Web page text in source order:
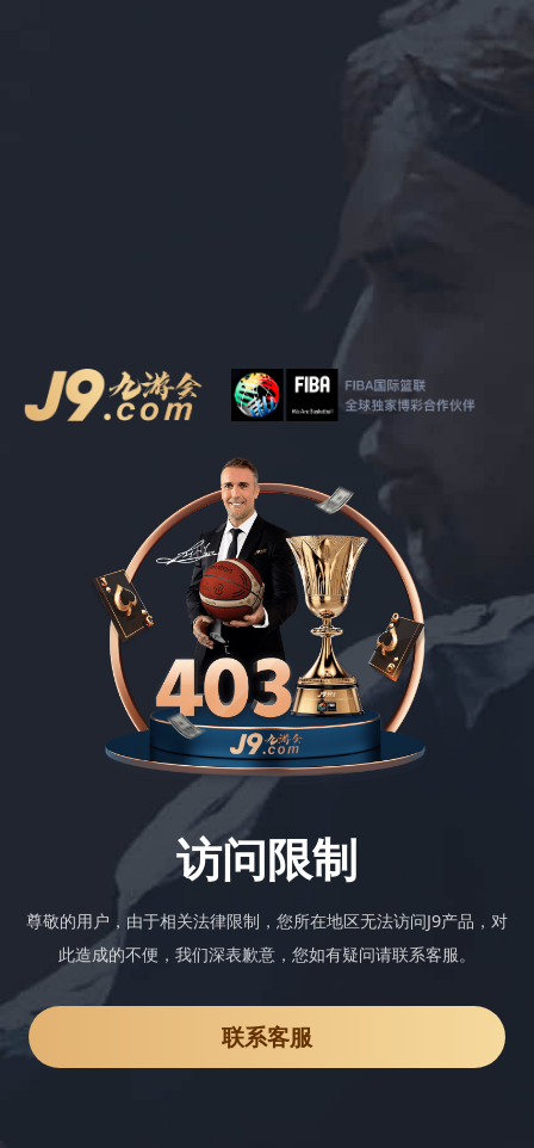
访问限制
尊敬的用户，由于相关法律限制，您所在地区无法访问J9产品，对
此造成的不便，我们深表歉意，您如有疑问请联系客服。
联系客服